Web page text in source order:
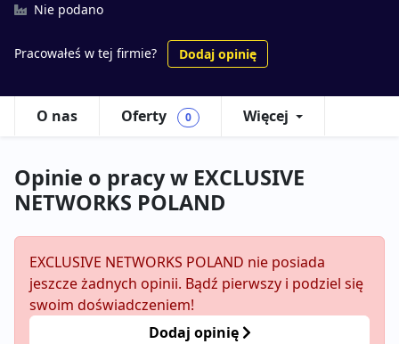
Nie podano
Pracowałeś w tej firmie? Dodaj opinię
O nas Oferty 0 Więcej
Opinie o pracy w EXCLUSIVE
NETWORKS POLAND
EXCLUSIVE NETWORKS POLAND nie posiada
jeszcze żadnych opinii. Bądź pierwszy i podziel się
swoim doświadczeniem!
Dodaj opinię